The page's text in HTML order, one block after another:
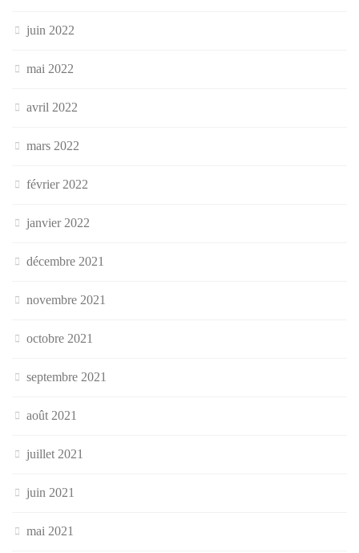
juin 2022
mai 2022
avril 2022
mars 2022
février 2022
janvier 2022
décembre 2021
novembre 2021
octobre 2021
septembre 2021
août 2021
juillet 2021
juin 2021
mai 2021